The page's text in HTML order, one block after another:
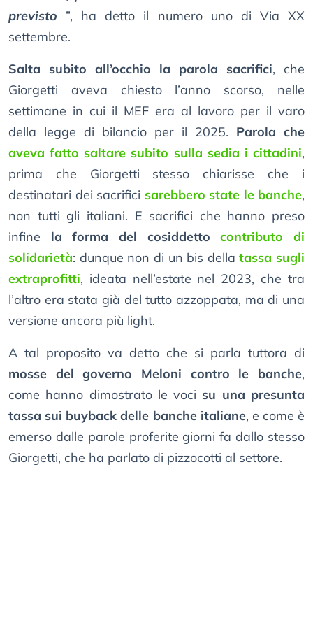
previsto
”, ha detto il numero uno di Via XX
settembre.
Salta subito all’occhio la parola sacrifici, che
Giorgetti aveva chiesto l’anno scorso, nelle
settimane in cui il MEF era al lavoro per il varo
della legge di bilancio per il 2025. Parola che
aveva fatto saltare subito sulla sedia i cittadini,
prima che Giorgetti stesso chiarisse che i
destinatari dei sacrifici sarebbero state le banche,
non tutti gli italiani. E sacrifici che hanno preso
infine la forma del cosiddettocontributo di
solidarietà: dunque non di un bis dellatassa sugli
extraprofitti, ideata nell’estate nel 2023, che tra
l’altro era stata già del tutto azzoppata, ma di una
versione ancora più light.
A tal proposito va detto che si parla tuttora di
mosse del governo Meloni contro le banche,
come hanno dimostrato le voci su una presunta
tassa sui buyback delle banche italiane, e come è
emerso dalle parole proferite giorni fa dallo stesso
Giorgetti, che ha parlato di pizzocotti al settore.